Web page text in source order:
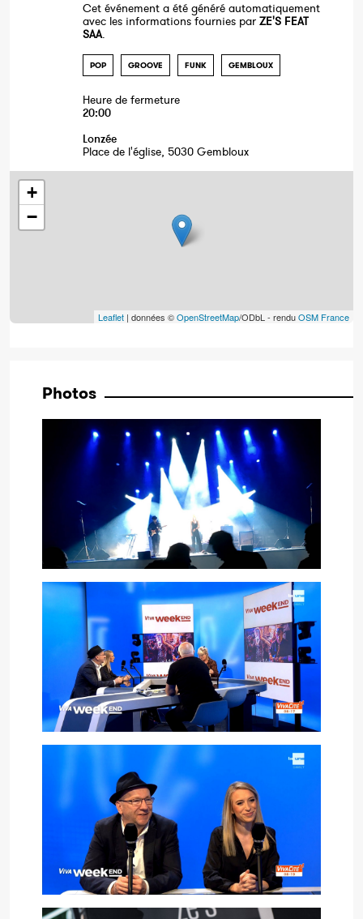
Cet événement a été généré automatiquement
avec les informations fournies par ZE'S FEAT
SAA.
POP GROOVE FUNK GEMBLOUX
Heure de fermeture
20:00
Lonzée
Place de l'église, 5030 Gembloux
+
−
Leaflet | données ©OpenStreetMap/ODbL - renduOSM France
Photos